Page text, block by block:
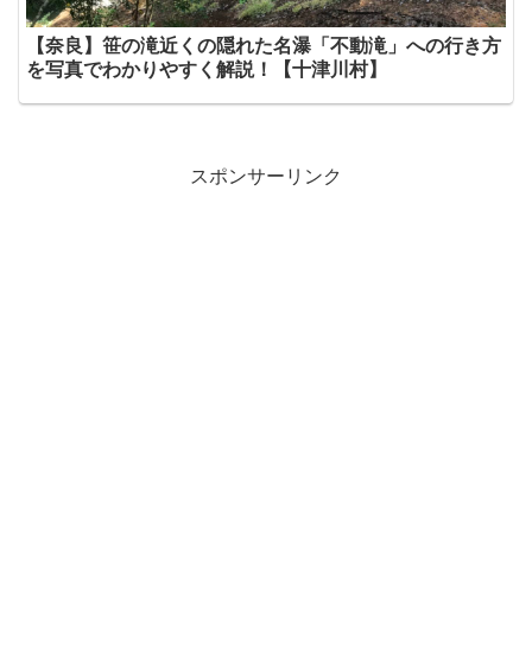
【奈良】笹の滝近くの隠れた名瀑「不動滝」への行き方
を写真でわかりやすく解説！【十津川村】
スポンサーリンク